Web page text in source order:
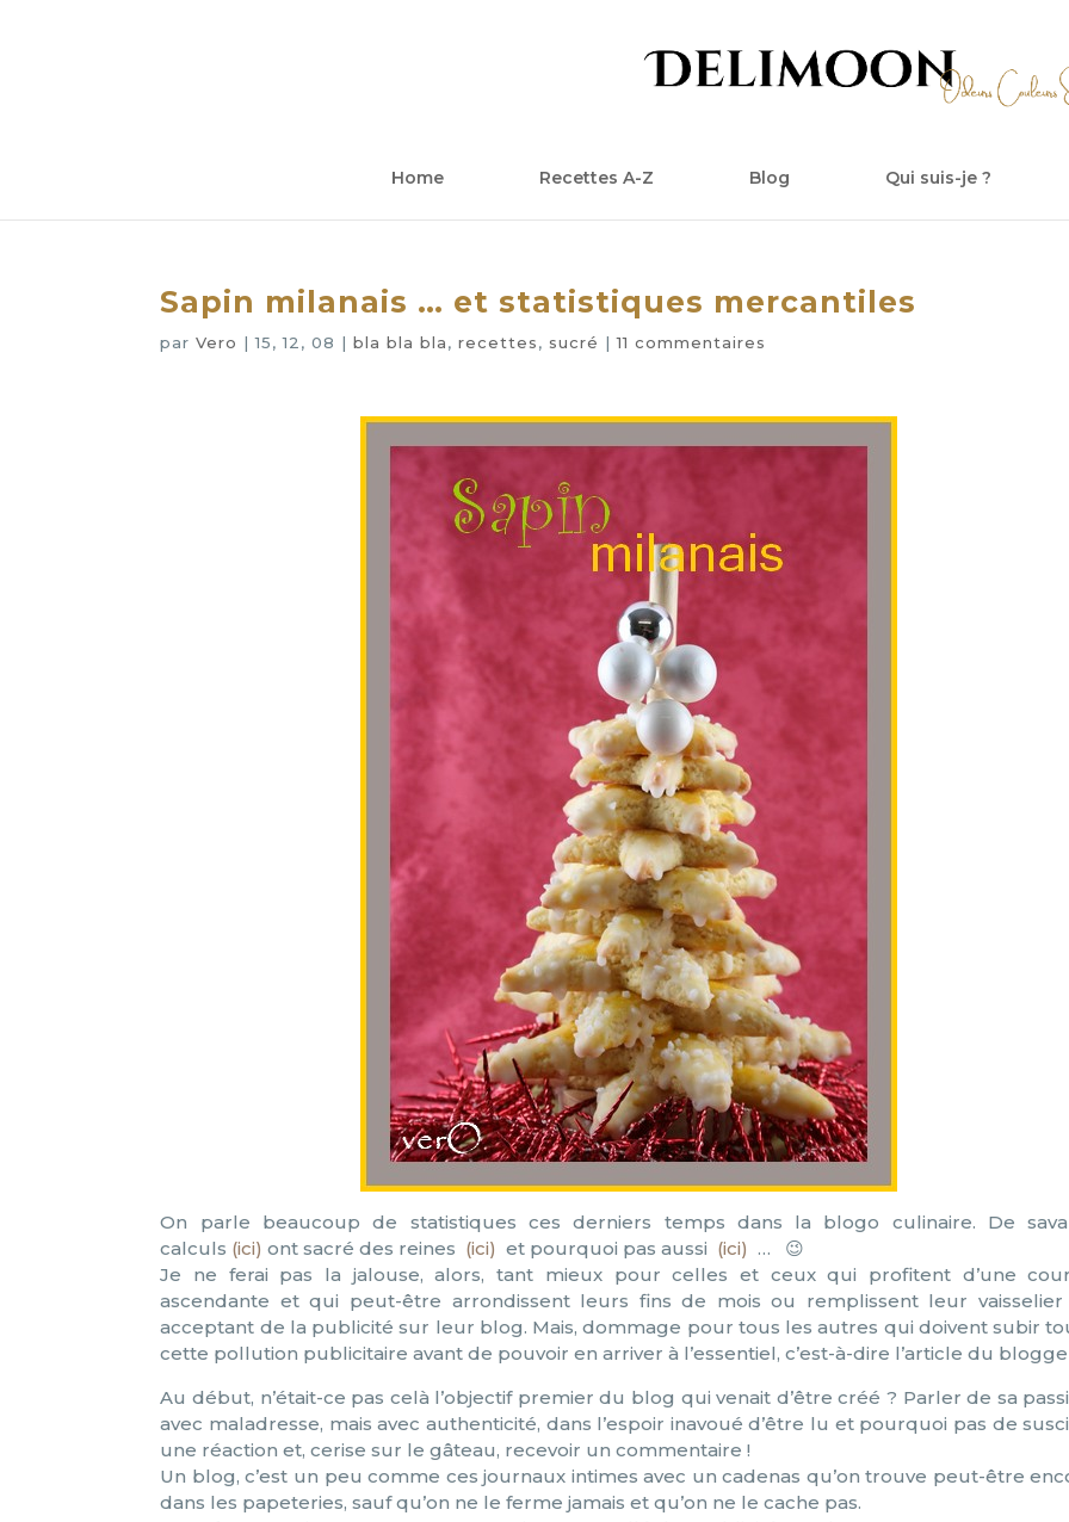
Home Recettes A-Z Blog Qui suis-je ?
Sapin milanais … et statistiques mercantiles
parVero |15, 12, 08 |bla bla bla,recettes, sucré |11 commentaires
On parle beaucoup de statistiques ces derniers temps dans la blogo culinaire. De
calculs (ici) ont sacré des reines (ici) et pourquoi pas aussi (ici) … 😉
Je ne ferai pas la jalouse, alors, tant mieux pour celles et ceux qui profitent d’une
ascendante et qui peut-être arrondissent leurs fins de mois ou remplissent leur vaisselier
acceptant de la publicité sur leur blog. Mais, dommage pour tous les autres qui doivent subir
cette pollution publicitaire avant de pouvoir en arriver à l’essentiel, c’est-à-dire l’article du
Au début, n’était-ce pas celà l’objectif premier du blog qui venait d’être créé ? Parler de sa
avec maladresse, mais avec authenticité, dans l’espoir inavoué d’être lu et pourquoi pas de
une réaction et, cerise sur le gâteau, recevoir un commentaire !
Un blog, c’est un peu comme ces journaux intimes avec un cadenas qu’on trouve peut-être
dans les papeteries, sauf qu’on ne le ferme jamais et qu’on ne le cache pas.